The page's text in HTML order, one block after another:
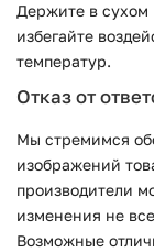
Держите в
избегайте
температур.
Отказ от
Мы стремимся
изображений
производители
изменения не
Возможные